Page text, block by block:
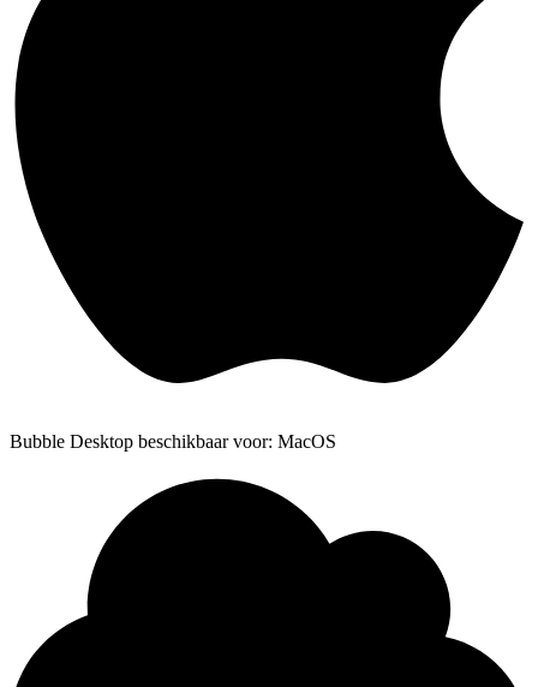
Bubble Desktop beschikbaar voor: MacOS